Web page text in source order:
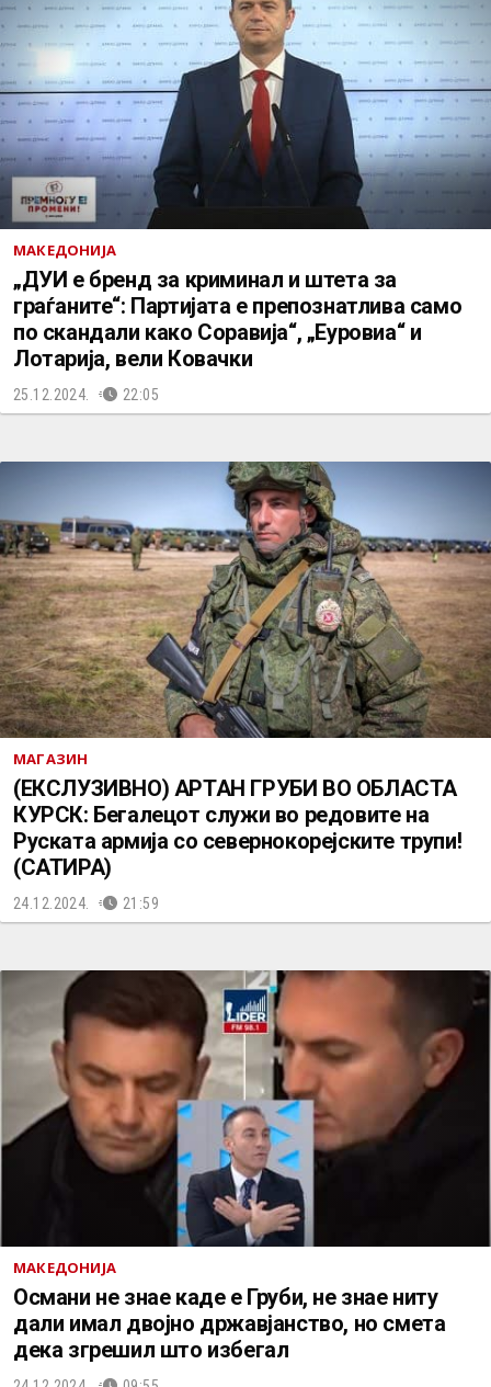
МАКЕДОНИЈА
„ДУИ е бренд за криминал и штета за
граѓаните“: Партијата е препознатлива само
по скандали како Соравија“, „Еуровиа“ и
Лотарија, вели Ковачки
25.12.2024. 22:05
МАГАЗИН
(ЕКСЛУЗИВНО) АРТАН ГРУБИ ВО ОБЛАСТА
КУРСК: Бегалецот служи во редовите на
Руската армија со севернокорејските трупи!
(САТИРА)
24.12.2024. 21:59
МАКЕДОНИЈА
Османи не знае каде е Груби, не знае ниту
дали имал двојно државјанство, но смета
дека згрешил што избегал